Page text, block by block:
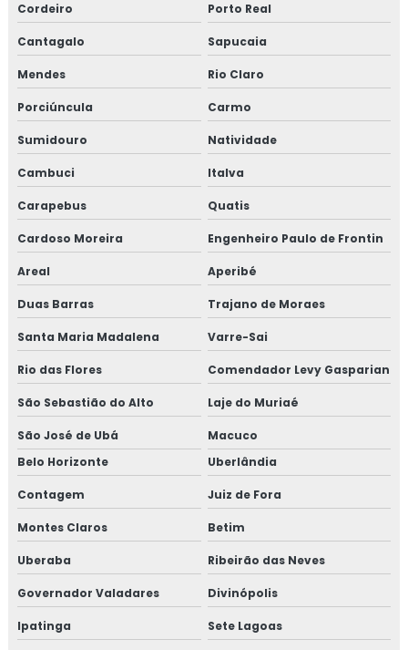
Isolamento térmico
Isolamento térmico alumínio
Isolamento térmico alumínio corrugado
Isolamento térmico com lã de vidro
Isolamento térmico container preço
Isolamento térmico de descargas
Isolamento térmico de dutos
Isolamento térmico de dutos preço
Isolamento térmico de dutos valor
Isolamento térmico de turbinas
Isolamento térmico em fibra cerâmica
Isolamento térmico industrial rio de janeiro
Isolamento térmico industrial rj
Isolamento térmico interno
Cordeiro Porto Real
Cantagalo Sapucaia
Mendes Rio Claro
Porciúncula Carmo
Sumidouro Natividade
Cambuci Italva
Carapebus Quatis
Cardoso Moreira Engenheiro Paulo de Frontin
Areal Aperibé
Duas Barras Trajano de Moraes
Santa Maria Madalena Varre-Sai
Rio das Flores Comendador Levy Gasparian
São Sebastião do Alto Laje do Muriaé
São José de Ubá
Macuco
Belo Horizonte
Uberlândia
Contagem Juiz de Fora
Montes Claros Betim
Uberaba Ribeirão das Neves
Governador Valadares Divinópolis
Ipatinga Sete Lagoas